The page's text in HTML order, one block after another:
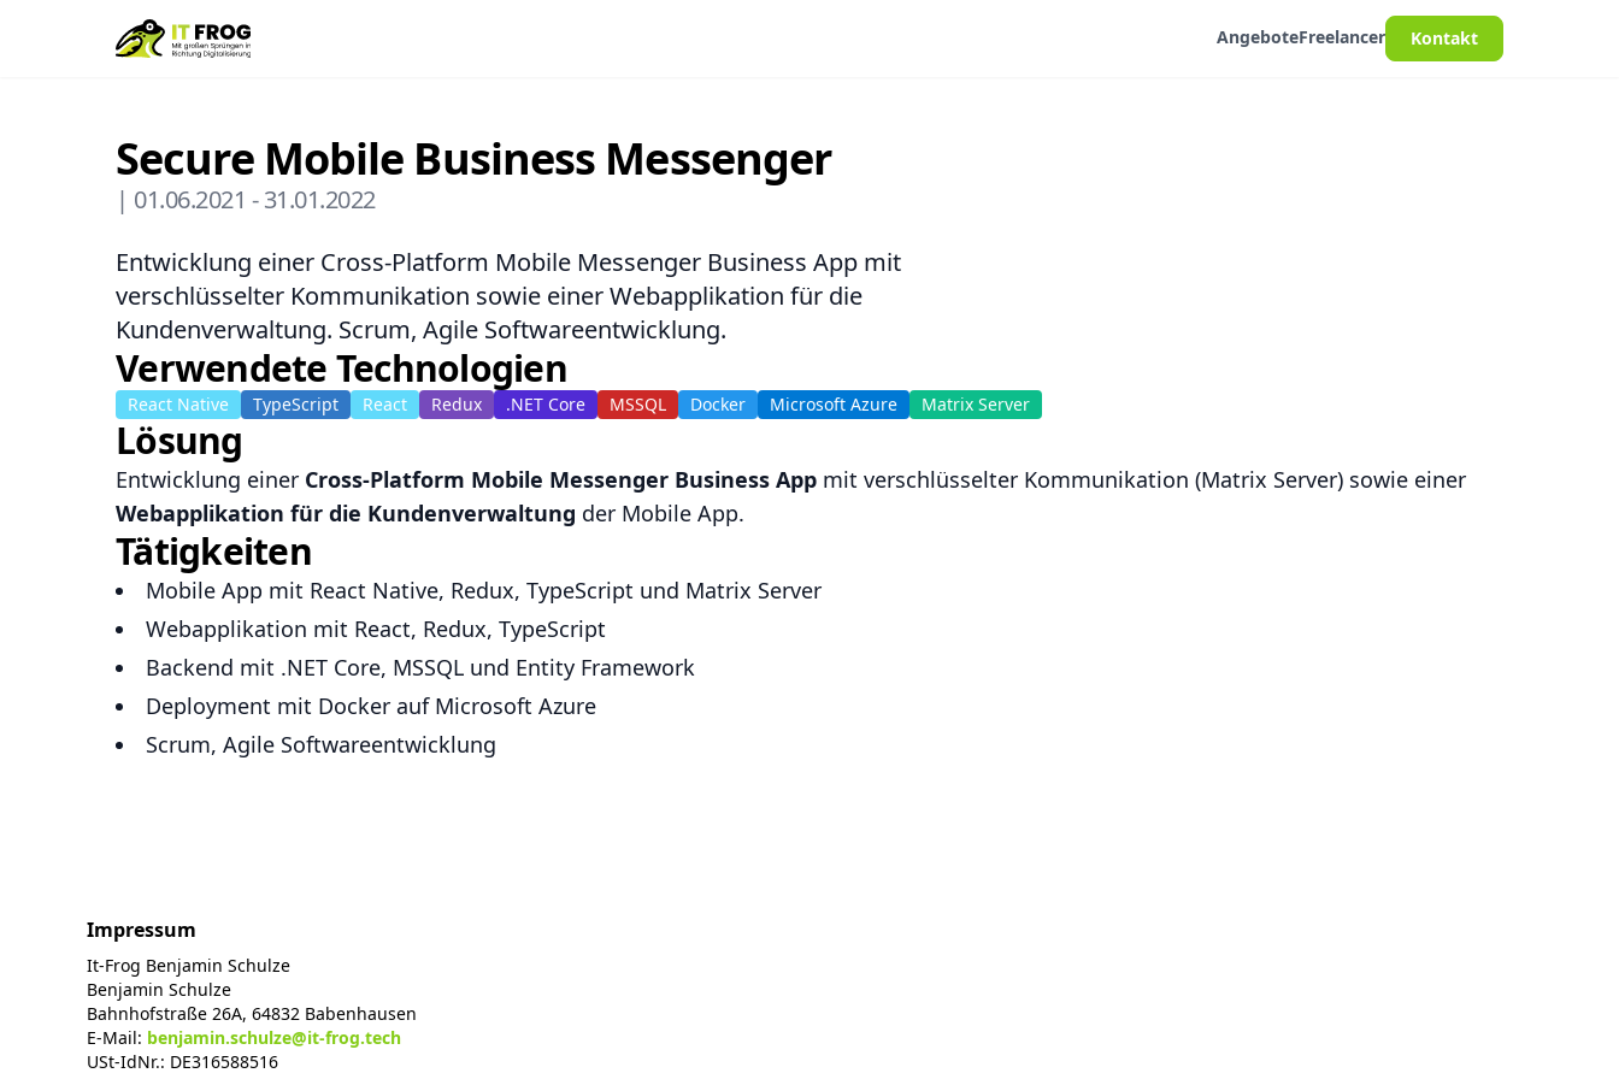
AngeboteFreelancer Kontakt
Secure Mobile Business Messenger
| 01.06.2021 -31.01.2022
Entwicklung einer Cross-Platform Mobile Messenger Business App mit
verschlüsselter Kommunikation sowie einer Webapplikation für die
Kundenverwaltung. Scrum, Agile Softwareentwicklung.
Verwendete Technologien
React Native TypeScript React Redux .NET Core MSSQL Docker Microsoft Azure Matrix Server
Lösung
Entwicklung einer Cross-Platform Mobile Messenger Business App mit verschlüsselter Kommunikation (Matrix Server) sowie einer
Webapplikation für die Kundenverwaltung der Mobile App.
Tätigkeiten
Mobile App mit React Native, Redux, TypeScript und Matrix Server
Webapplikation mit React, Redux, TypeScript
Backend mit .NET Core, MSSQL und Entity Framework
Deployment mit Docker auf Microsoft Azure
Scrum, Agile Softwareentwicklung
Impressum
It-Frog Benjamin Schulze
Benjamin Schulze
Bahnhofstraße 26A, 64832 Babenhausen
E-Mail: benjamin.schulze@it-frog.tech
USt-IdNr.: DE316588516